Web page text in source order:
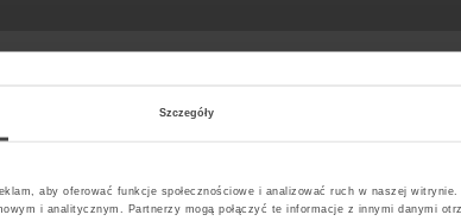
Szczegóły
aby oferować funkcje społecznościowe i analizować ruch w naszej
i analitycznym. Partnerzy mogą połączyć te informacje z innymi danymi